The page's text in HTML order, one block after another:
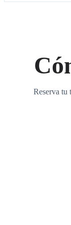
Reserva tu